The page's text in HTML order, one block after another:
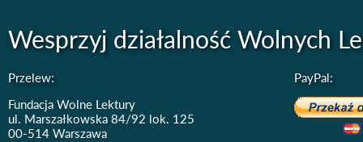
Wesprzyj działalność Wolnych
Przelew:
Fundacja Wolne Lektury
ul. Marszałkowska 84/92 lok. 125
00-514 Warszawa
PayPal: